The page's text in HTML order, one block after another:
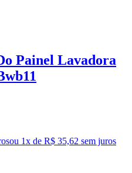
Painel Lavadora
ou 1x de R$ 35,62 sem juros